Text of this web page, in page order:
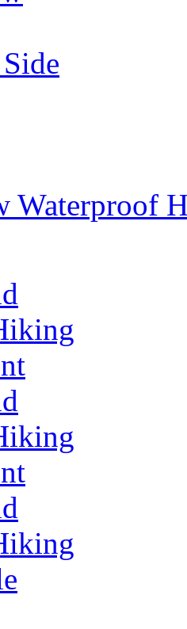
Waterproof